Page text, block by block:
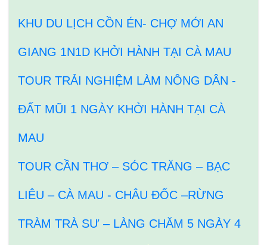
KHU DU LỊCH CỒN ÉN- CHỢ MỚI AN
GIANG 1N1D KHỞI HÀNH TẠI CÀ MAU
TOUR TRẢI NGHIỆM LÀM NÔNG DÂN -
ĐẤT MŨI 1 NGÀY KHỞI HÀNH TẠI CÀ
MAU
TOUR CẦN THƠ – SÓC TRĂNG – BẠC
LIÊU – CÀ MAU - CHÂU ĐỐC –RỪNG
TRÀM TRÀ SƯ – LÀNG CHĂM 5 NGÀY 4